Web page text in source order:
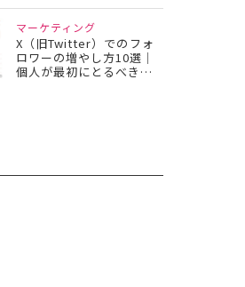
マーケティング
X（旧Twitter）でのフォ
ロワーの増やし方10選｜
個人が最初にとるべき行